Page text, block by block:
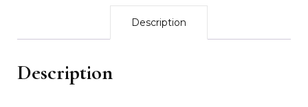
Description
Description